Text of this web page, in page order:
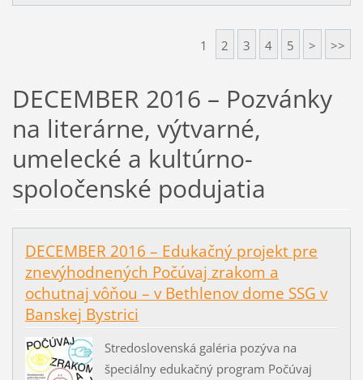
1 2 3 4 5 > >>
DECEMBER 2016 – Pozvánky
na literárne, výtvarné,
umelecké a kultúrno-
spoločenské podujatia
DECEMBER 2016 – Edukačný projekt pre
znevýhodnených Počúvaj zrakom a
ochutnaj vôňou – v Bethlenov dome SSG v
Banskej Bystrici
Stredoslovenská galéria pozýva na
špeciálny edukačný program Počúvaj